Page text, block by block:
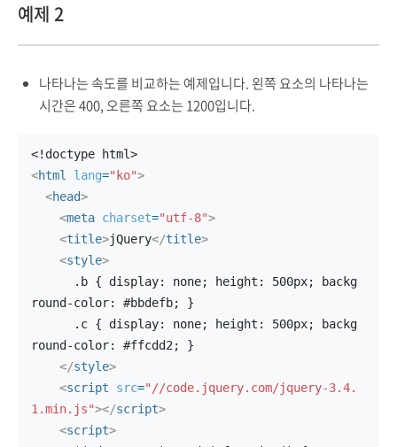
예제 2
나타나는 속도를 비교하는 예제입니다. 왼쪽 요소의 나타나는
시간은 400, 오른쪽 요소는 1200입니다.
<!doctype html>
<html lang="ko">
<head>
<meta charset="utf-8">
<title>jQuery</title>
<style>
round-color: #bbdefb; }
round-color: #ffcdd2; }
</style>
<script src="//code.jquery.com/jquery-3.4.
1.min.js"></script>
<script>